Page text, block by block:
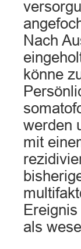
Nach
könne
werden
mit
als